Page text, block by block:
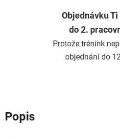
Objednávku
do 2.
Protože trénink
objednání do
Popis